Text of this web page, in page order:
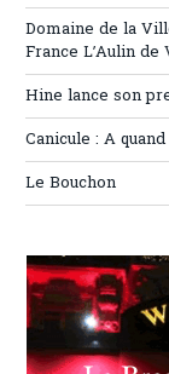
Domaine de la
France L’Aulin
Hine lance son
Canicule : A
Le Bouchon